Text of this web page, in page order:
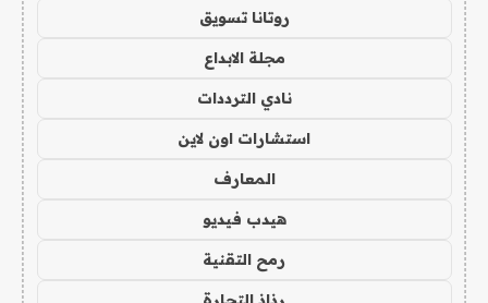
روتانا تسويق
مجلة الابداع
نادي الترددات
استشارات اون لاين
المعارف
هيدب فيديو
رمح التقنية